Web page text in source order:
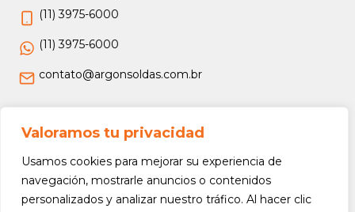
Valoramos tu privacidad
Usamos cookies para mejorar su experiencia de
navegación, mostrarle anuncios o contenidos
personalizados y analizar nuestro tráfico. Al hacer clic
(11) 3975-6000
(11) 3975-6000
contato@argonsoldas.com.br
Jurídico
Termos e Condições
Política de Privacidade
Política de Devolução e Reembolso